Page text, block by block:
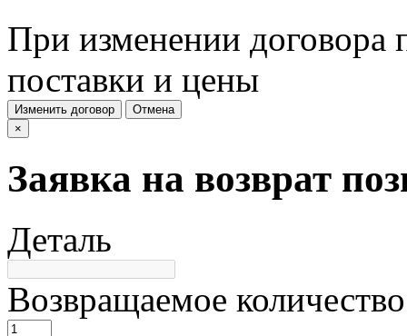
При изменении договора
поставки и цены
Изменить договор
Отмена
×
Заявка на возврат
Деталь
Возвращаемое количество